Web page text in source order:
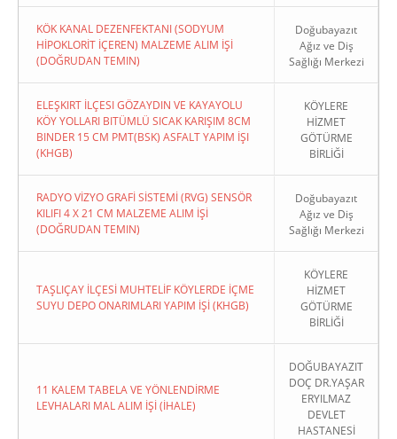
KÖK KANAL DEZENFEKTANI (SODYUM
HİPOKLORİT İÇEREN) MALZEME ALIM İŞİ
(DOĞRUDAN TEMIN)
Doğubayazıt
Ağız ve Diş
Sağlığı Merkezi
ELEŞKIRT İLÇESI GÖZAYDIN VE KAYAYOLU
KÖY YOLLARI BITÜMLÜ SICAK KARIŞIM 8CM
BINDER 15 CM PMT(BSK) ASFALT YAPIM İŞI
(KHGB)
KÖYLERE
HİZMET
GÖTÜRME
BİRLİĞİ
RADYO VİZYO GRAFİ SİSTEMİ (RVG) SENSÖR
KILIFI 4 X 21 CM MALZEME ALIM İŞİ
(DOĞRUDAN TEMIN)
Doğubayazıt
Ağız ve Diş
Sağlığı Merkezi
TAŞLIÇAY İLÇESİ MUHTELİF KÖYLERDE İÇME
SUYU DEPO ONARIMLARI YAPIM İŞİ (KHGB)
KÖYLERE
HİZMET
GÖTÜRME
BİRLİĞİ
11 KALEM TABELA VE YÖNLENDİRME
LEVHALARI MAL ALIM İŞİ (İHALE)
DOĞUBAYAZIT
DOÇ DR.YAŞAR
ERYILMAZ
DEVLET
HASTANESİ